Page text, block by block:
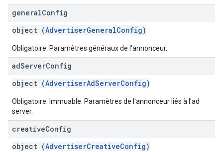
generalConfig
object (AdvertiserGeneralConfig)
Obligatoire. Paramètres généraux de l'annonceur.
adServerConfig
object (AdvertiserAdServerConfig)
Obligatoire. Immuable. Paramètres de l'annonceur liés à l'ad
server.
creativeConfig
object (AdvertiserCreativeConfig)